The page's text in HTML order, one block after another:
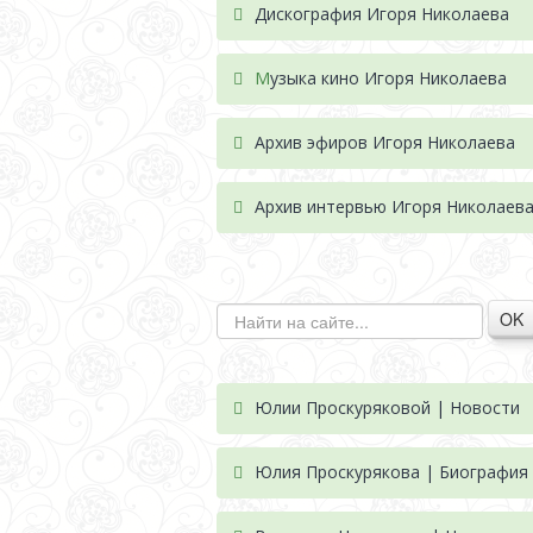
Дискография Игоря Николаева
Музыка кино Игоря Николаева
Архив эфиров Игоря Николаева
Архив интервью Игоря Николаева
OK
Юлии Проскуряковой | Новости
Юлия Проскурякова | Биография